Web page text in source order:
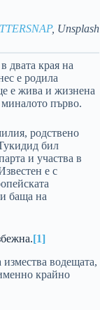
, Unsplash
двата края на
е родила
е жива и жизнена
първо.
родствено
бил
и участва в
е с
баща на
[1]
водещата,
крайно